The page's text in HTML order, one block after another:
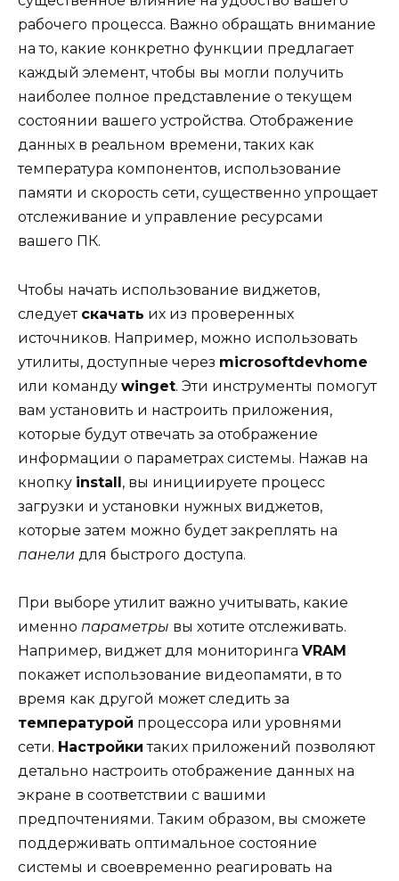
рабочего процесса. Важно обращать внимание
на то, какие конкретно функции предлагает
каждый элемент, чтобы вы могли получить
наиболее полное представление о текущем
состоянии вашего устройства. Отображение
данных в реальном времени, таких как
температура компонентов, использование
памяти и скорость сети, существенно упрощает
отслеживание и управление ресурсами
вашего ПК.
Чтобы начать использование виджетов,
следует скачать их из проверенных
источников. Например, можно использовать
утилиты, доступные через microsoftdevhome
или команду winget. Эти инструменты помогут
вам установить и настроить приложения,
которые будут отвечать за отображение
информации о параметрах системы. Нажав на
кнопку install, вы инициируете процесс
загрузки и установки нужных виджетов,
которые затем можно будет закреплять на
панели для быстрого доступа.
При выборе утилит важно учитывать, какие
именно параметры вы хотите отслеживать.
Например, виджет для мониторинга VRAM
покажет использование видеопамяти, в то
время как другой может следить за
температурой процессора или уровнями
сети. Настройки таких приложений позволяют
детально настроить отображение данных на
экране в соответствии с вашими
предпочтениями. Таким образом, вы сможете
поддерживать оптимальное состояние
системы и своевременно реагировать на